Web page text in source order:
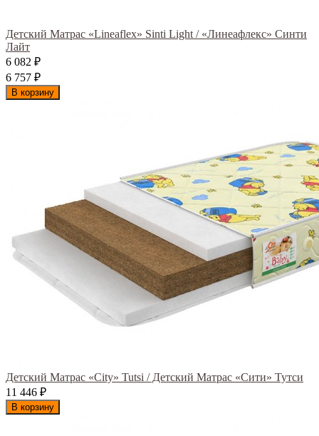
Детский Матрас «Lineaflex» Sinti Light / «Линеафлекс» Синти
Лайт
6 082 ₽
6 757 ₽
В корзину
Детский Матрас «City» Tutsi / Детский Матрас «Сити» Тутси
11 446 ₽
В корзину